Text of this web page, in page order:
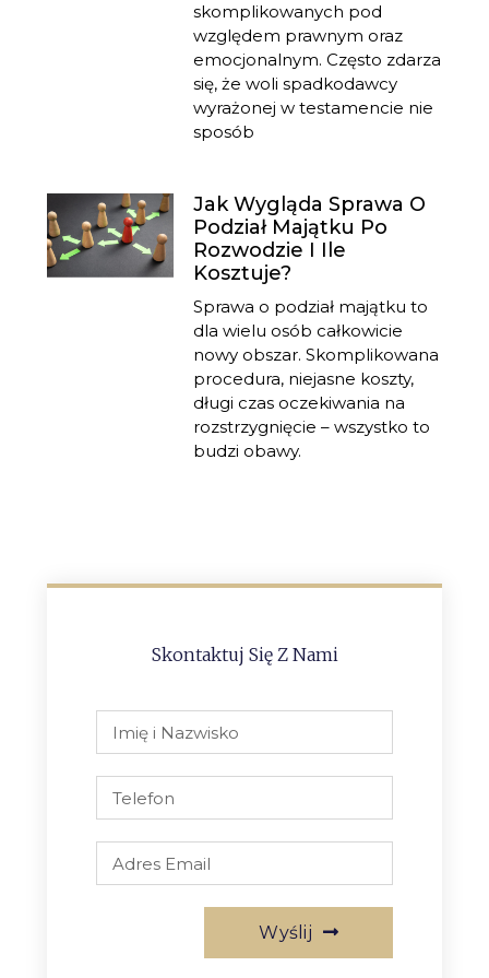
skomplikowanych pod
względem prawnym oraz
emocjonalnym. Często zdarza
się, że woli spadkodawcy
wyrażonej w testamencie nie
sposób
Jak Wygląda Sprawa O
Podział Majątku Po
Rozwodzie I Ile
Kosztuje?
Sprawa o podział majątku to
dla wielu osób całkowicie
nowy obszar. Skomplikowana
procedura, niejasne koszty,
długi czas oczekiwania na
rozstrzygnięcie – wszystko to
budzi obawy.
Skontaktuj Się Z Nami
Wyślij